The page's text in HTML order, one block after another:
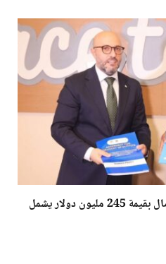
مشروع البنية التحتية في الصومال بقيمة 245 مليون دولار يشمل